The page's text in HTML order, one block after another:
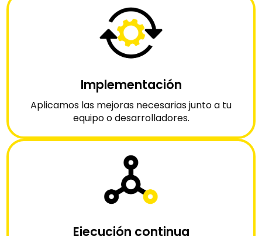
Implementación
Aplicamos las mejoras necesarias junto a tu
equipo o desarrolladores.
Ejecución continua